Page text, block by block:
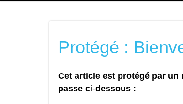
Protégé :
Cet article est protégé par
passe ci-dessous :